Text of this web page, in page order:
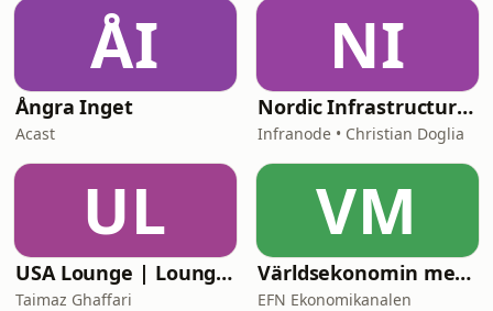
ÅI
Ångra Inget
Acast
NI
Nordic Infrastructure: Behind the Decisions
Infranode • Christian Doglia
UL
USA Lounge | LoungePodden
Taimaz Ghaffari
VM
Världsekonomin med Katrine Kielos och Claes Måhlén
EFN Ekonomikanalen